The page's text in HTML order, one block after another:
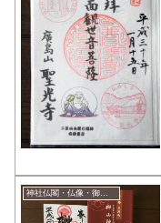
神社仏閣・仏像・御朱印